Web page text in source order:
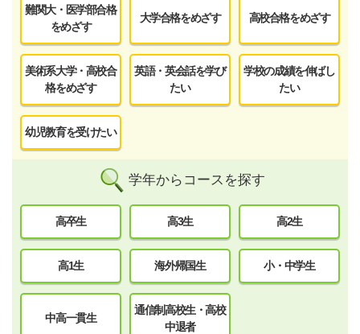
難関大・医学部合格
をめざす
大学合格をめざす 高校合格をめざす
美術系大学・高校合
格をめざす
英語・英会話を学び
たい
学校の成績を伸ばし
たい
幼児教育を受けたい
学年からコースを探す
高卒生 高3生 高2生
高1生 海外帰国生 小・中学生
中高一貫生
通信制高校生・高校
中退者